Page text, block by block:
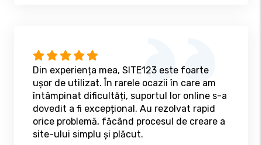
Din experiența mea, SITE123 este foarte
ușor de utilizat. În rarele ocazii în care am
întâmpinat dificultăți, suportul lor online s-a
dovedit a fi excepțional. Au rezolvat rapid
orice problemă, făcând procesul de creare a
site-ului simplu și plăcut.